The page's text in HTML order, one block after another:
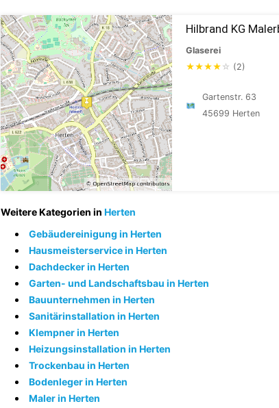
Hilbrand KG
Glaserei
★★★★ ☆ (2)
Gartenstr. 63
45699 Herten
Weitere Kategorien in Herten
Gebäudereinigung in Herten
Hausmeisterservice in Herten
Dachdecker in Herten
Garten- und Landschaftsbau in Herten
Bauunternehmen in Herten
Sanitärinstallation in Herten
Klempner in Herten
Heizungsinstallation in Herten
Trockenbau in Herten
Bodenleger in Herten
Maler in Herten